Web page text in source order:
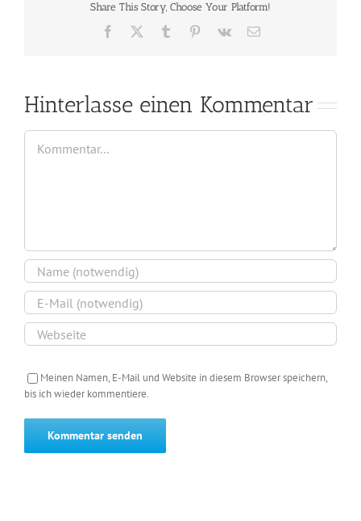
Share This Story, Choose Your Platform!
Facebook Tumblr Pinterest
Vk
E-
Hinterlasse einen Kommentar
Kommentar
Meinen Namen, E-Mail und Website in diesem Browser speichern,
bis ich wieder kommentiere.